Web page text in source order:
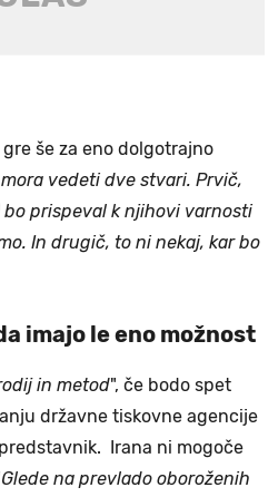
še za eno dolgotrajno
vedeti dve stvari. Prvič,
bo prispeval k njihovi varnosti
In drugič, to ni nekaj, kar bo
imajo le eno možnost
in metod", če bodo spet
državne tiskovne agencije
Irana ni mogoče
Glede na prevlado oboroženih